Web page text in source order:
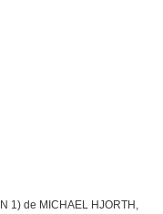
1) de MICHAEL HJORTH,